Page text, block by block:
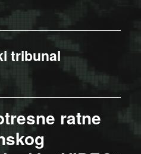
tribunal
ratne